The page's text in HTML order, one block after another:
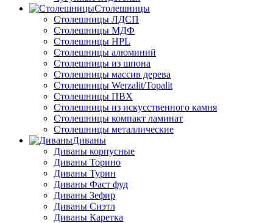
Столешницы
Столешницы ЛДСП
Столешницы МДФ
Столешницы HPL
Столешницы алюминий
Столешницы из шпона
Столешницы массив дерева
Столешницы Werzalit/Topalit
Столешницы ПВХ
Столешницы из искусственного камня
Столешницы компакт ламинат
Столешницы металлические
Диваны
Диваны корпусные
Диваны Торино
Диваны Турин
Диваны Фаст фуд
Диваны Зефир
Диваны Сиэтл
Диваны Каретка